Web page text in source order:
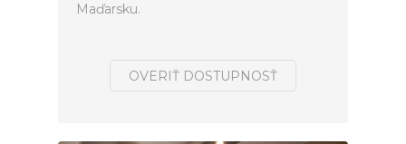
Maďarsku.
OVERIŤ DOSTUPNOSŤ